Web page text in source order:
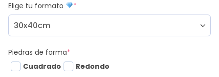
Elige tu formato *
Piedras de forma*
Cuadrado
Redondo